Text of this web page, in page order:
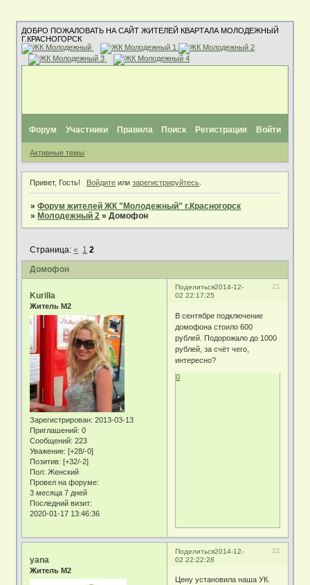
ДОБРО ПОЖАЛОВАТЬ НА САЙТ ЖИТЕЛЕЙ КВАРТАЛА МОЛОДЕЖНЫЙ
Г.КРАСНОГОРСК
Форум Участники Правила Поиск Регистрация Войти
Активные темы
Привет, Гость! Войдитеили зарегистрируйтесь.
»Форум жителей ЖК "Молодежный" г.Красногорск
» Молодежный 2 »Домофон
Домофон
Страница:« 1 2
Поделиться 21
2014-12-
02 22:17:25
Kurilla
Житель М2
Зарегистрирован: 2013-03-13
Приглашений: 0
Сообщений: 223
Уважение: [+28/-0]
Позитив: [+32/-2]
Пол: Женский
Провел на форуме:
3 месяца 7 дней
Последний визит:
2020-01-17 13:46:36
В сентябре подключение
домофона стоило 600
рублей. Подорожало до 1000
рублей, за счёт чего,
интересно?
0
Поделиться 22
2014-12-
02 22:22:28
yana
Житель М2
Цену установила наша УК.